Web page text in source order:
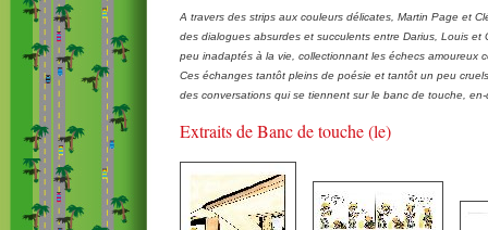
A travers des strips aux couleurs délicates, Martin Page et
des dialogues absurdes et succulents entre Darius, Louis et
peu inadaptés à la vie, collectionnant les échecs amoureux
Ces échanges tantôt pleins de poésie et tantôt un peu
des conversations qui se tiennent sur le banc de touche,
Extraits de Banc de touche (le)